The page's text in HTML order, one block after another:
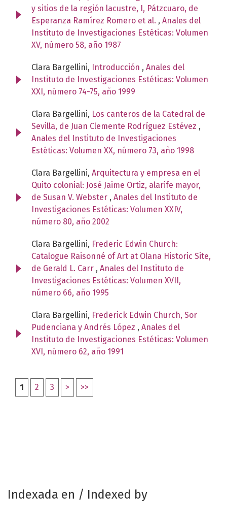
y sitios de la región lacustre, I, Pátzcuaro, de
Esperanza Ramírez Romero et al. , Anales del
Instituto de Investigaciones Estéticas: Volumen
XV, número 58, año 1987
Clara Bargellini, Introducción , Anales del
Instituto de Investigaciones Estéticas: Volumen
XXI, número 74-75, año 1999
Clara Bargellini, Los canteros de la Catedral de
Sevilla, de Juan Clemente Rodríguez Estévez ,
Anales del Instituto de Investigaciones
Estéticas: Volumen XX, número 73, año 1998
Clara Bargellini, Arquitectura y empresa en el
Quito colonial: José Jaime Ortiz, alarife mayor,
de Susan V. Webster , Anales del Instituto de
Investigaciones Estéticas: Volumen XXIV,
número 80, año 2002
Clara Bargellini, Frederic Edwin Church:
Catalogue Raisonné of Art at Olana Historic Site,
de Gerald L. Carr , Anales del Instituto de
Investigaciones Estéticas: Volumen XVII,
número 66, año 1995
Clara Bargellini, Frederick Edwin Church, Sor
Pudenciana y Andrés López , Anales del
Instituto de Investigaciones Estéticas: Volumen
XVI, número 62, año 1991
1 2 3 > >>
Indexada en / Indexed by